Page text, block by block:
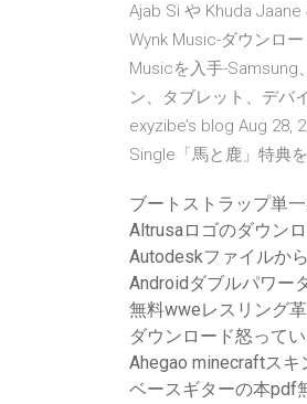
Ajab Si や Khuda
Wynk Music-ダウンロ
Musicを入手-Samsung
ン、タブレット、デバ
exyzibe’s blog Aug 28,
Single「馬と鹿」特典
ブートストラップ単
Altrusaロゴのダウン
Autodeskファイルか
Androidダブルパワー
無料wweレスリング
ダウンロード怒って
Ahegao minecraftスキ
ベースギターの本pdf